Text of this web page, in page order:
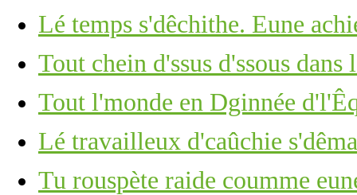
Lé temps s'dêchithe. Eune
Tout chein d'ssus d'ssous dans
Tout l'monde en Dginnée
Lé travailleux d'caûchie
Tu rouspète raide coumme